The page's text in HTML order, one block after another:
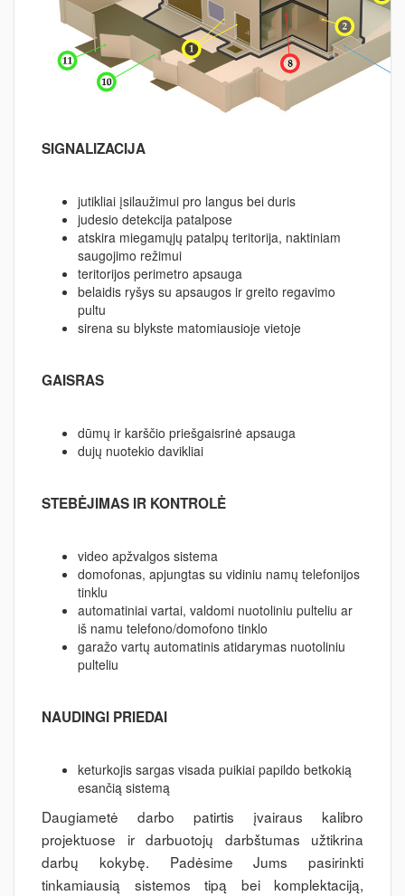
SIGNALIZACIJA
jutikliai įsilaužimui pro langus bei duris
judesio detekcija patalpose
atskira miegamųjų patalpų teritorija, naktiniam
saugojimo režimui
teritorijos perimetro apsauga
belaidis ryšys su apsaugos ir greito regavimo
pultu
sirena su blykste matomiausioje vietoje
GAISRAS
dūmų ir karščio priešgaisrinė apsauga
dujų nuotekio davikliai
STEBĖJIMAS IR KONTROLĖ
video apžvalgos sistema
domofonas, apjungtas su vidiniu namų telefonijos
tinklu
automatiniai vartai, valdomi nuotoliniu pulteliu ar
iš namu telefono/domofono tinklo
garažo vartų automatinis atidarymas nuotoliniu
pulteliu
NAUDINGI PRIEDAI
keturkojis sargas visada puikiai papildo betkokią
esančią sistemą
Daugiametė darbo patirtis įvairaus kalibro
projektuose ir darbuotojų darbštumas užtikrina
darbų kokybę. Padėsime Jums pasirinkti
tinkamiausią sistemos tipą bei komplektaciją,